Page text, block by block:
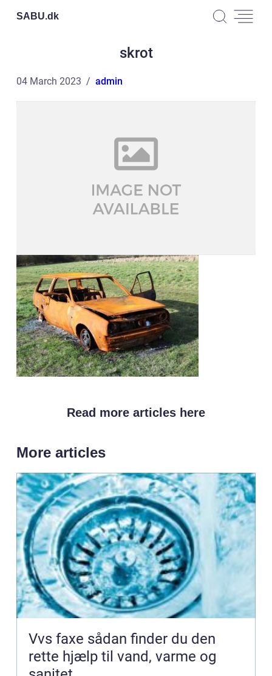
SABU.dk
skrot
04 March 2023 admin
Read more articles here
More articles
Vvs faxe sådan finder du den
rette hjælp til vand, varme og